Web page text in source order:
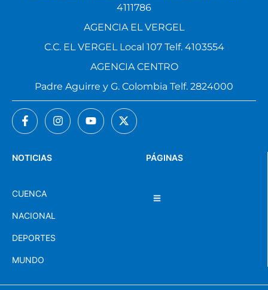
PÁGINAS
NOTICIAS
CUENCA
NACIONAL
DEPORTES
MUNDO
4111786
AGENCIA EL VERGEL
C.C. EL VERGEL Local 107 Telf. 4103554
AGENCIA CENTRO
Padre Aguirre y G. Colombia Telf. 2824000